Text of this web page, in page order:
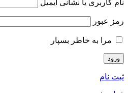
نام کاربری یا نشانی ایمیل
رمز عبور
مرا به خاطر بسپار
ثبت نام